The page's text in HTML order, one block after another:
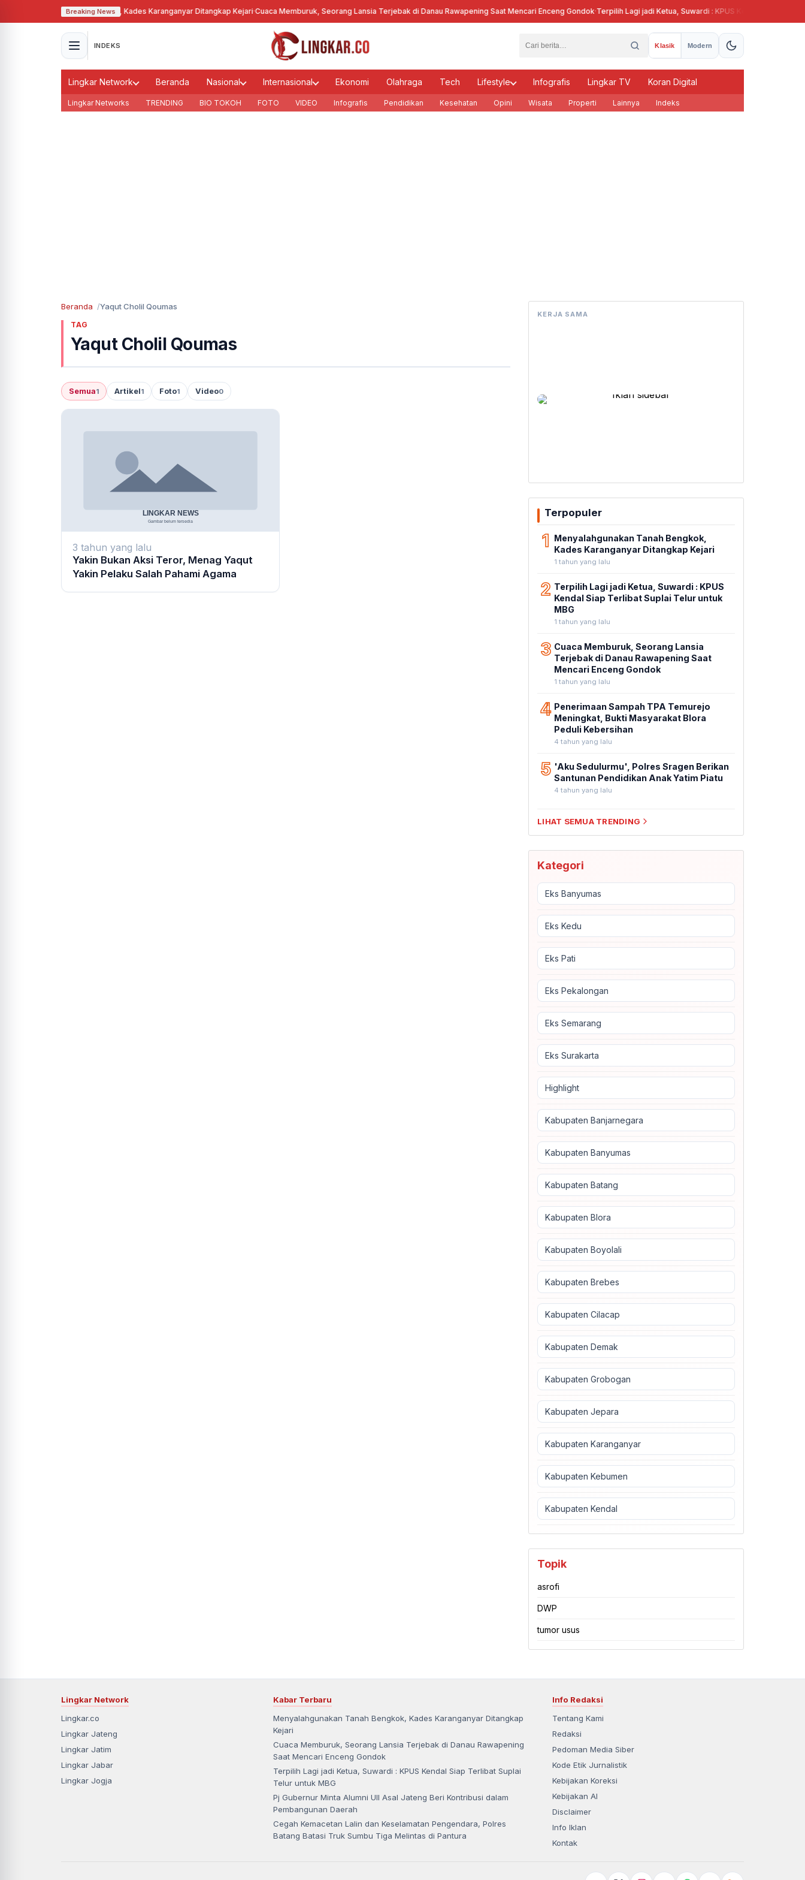
Breaking News
Tanah Bengkok, Kades Karanganyar Ditangkap Kejari·Cuaca Memburuk, Seorang Lansia Terjebak di Danau Rawapening Saat Mencari Enceng Gondok·Terpilih Lagi jadi Ketua, Suwardi : KPUS Kendal Siap Terlibat
INDEKS Klasik Modern
Lingkar Network Beranda Nasional Internasional Ekonomi Olahraga Tech Lifestyle Infografis Lingkar TV Koran Digital
Lingkar Networks TRENDING BIO TOKOH FOTO VIDEO Infografis Pendidikan Kesehatan Opini Wisata Properti Lainnya Indeks
Beranda Yaqut Cholil Qoumas
TAG
Yaqut Cholil Qoumas
Semua1 Artikel1 Foto1 Video0
3 tahun yang lalu
Yakin Bukan Aksi Teror, Menag Yaqut
Yakin Pelaku Salah Pahami Agama
KERJA SAMA
Terpopuler
1 Menyalahgunakan Tanah Bengkok,
Kades Karanganyar Ditangkap Kejari
1 tahun yang lalu
2 Terpilih Lagi jadi Ketua, Suwardi : KPUS
Kendal Siap Terlibat Suplai Telur untuk
MBG
1 tahun yang lalu
3 Cuaca Memburuk, Seorang Lansia
Terjebak di Danau Rawapening Saat
Mencari Enceng Gondok
1 tahun yang lalu
4 Penerimaan Sampah TPA Temurejo
Meningkat, Bukti Masyarakat Blora
Peduli Kebersihan
4 tahun yang lalu
5 'Aku Sedulurmu', Polres Sragen Berikan
Santunan Pendidikan Anak Yatim Piatu
4 tahun yang lalu
LIHAT SEMUA TRENDING
Kategori
Eks Banyumas
Eks Kedu
Eks Pati
Eks Pekalongan
Eks Semarang
Eks Surakarta
Highlight
Kabupaten Banjarnegara
Kabupaten Banyumas
Kabupaten Batang
Kabupaten Blora
Kabupaten Boyolali
Kabupaten Brebes
Kabupaten Cilacap
Kabupaten Demak
Kabupaten Grobogan
Kabupaten Jepara
Kabupaten Karanganyar
Kabupaten Kebumen
Kabupaten Kendal
Topik
asrofi
DWP
tumor usus
Lingkar Network
Lingkar.co
Lingkar Jateng
Lingkar Jatim
Lingkar Jabar
Lingkar Jogja
Kabar Terbaru
Menyalahgunakan Tanah Bengkok, Kades Karanganyar Ditangkap
Kejari
Cuaca Memburuk, Seorang Lansia Terjebak di Danau Rawapening
Saat Mencari Enceng Gondok
Terpilih Lagi jadi Ketua, Suwardi : KPUS Kendal Siap Terlibat Suplai
Telur untuk MBG
Pj Gubernur Minta Alumni UII Asal Jateng Beri Kontribusi dalam
Pembangunan Daerah
Cegah Kemacetan Lalin dan Keselamatan Pengendara, Polres
Batang Batasi Truk Sumbu Tiga Melintas di Pantura
Info Redaksi
Tentang Kami
Redaksi
Pedoman Media Siber
Kode Etik Jurnalistik
Kebijakan Koreksi
Kebijakan AI
Disclaimer
Info Iklan
Kontak